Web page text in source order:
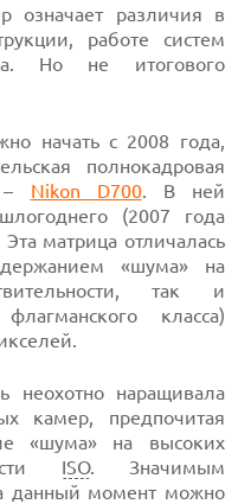
означает различия в
работе систем
Но не итогового
начать с 2008 года,
полнокадровая
– Nikon D700. В ней
(2007 года
Эта матрица отличалась
«шума» на
так и
класса)
наращивала
камер, предпочитая
«шума» на высоких
ISO. Значимым
данный момент можно